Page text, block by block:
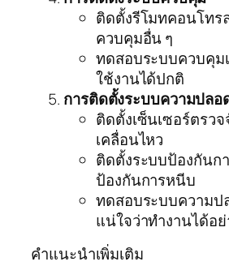
ติดตั้งรีโมทคอนโทร
ควบคุมอื่น ๆ
ทดสอบระบบควบคุม
ใช้งานได้ปกติ
การติดตั้งระบบความปลอ
ติดตั้งเซ็นเซอร์ตรว
เคลื่อนไหว
ติดตั้งระบบป้องกันก
ป้องกันการหนีบ
ทดสอบระบบความป
แน่ใจว่าทำงานได้อ
คำแนะนำเพิ่มเติม